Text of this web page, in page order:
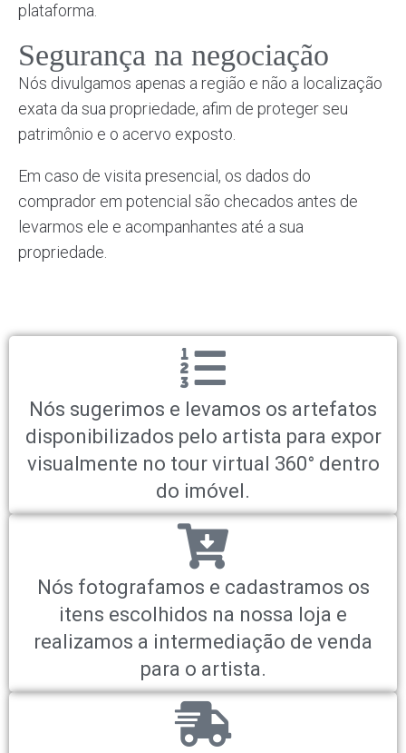
plataforma.
Segurança na negociação
Nós divulgamos apenas a região e não a localização
exata da sua propriedade, afim de proteger seu
patrimônio e o acervo exposto.
Em caso de visita presencial, os dados do
comprador em potencial são checados antes de
levarmos ele e acompanhantes até a sua
propriedade.
Nós sugerimos e levamos os artefatos
disponibilizados pelo artista para expor
visualmente no tour virtual 360° dentro
do imóvel.
Nós fotografamos e cadastramos os
itens escolhidos na nossa loja e
realizamos a intermediação de venda
para o artista.